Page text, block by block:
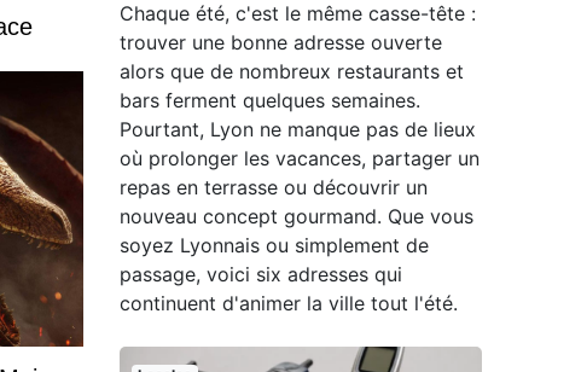
Chaque été, c'est le même casse-tête :
trouver une bonne adresse ouverte
alors que de nombreux restaurants et
bars ferment quelques semaines.
Pourtant, Lyon ne manque pas de lieux
où prolonger les vacances, partager un
repas en terrasse ou découvrir un
nouveau concept gourmand. Que vous
soyez Lyonnais ou simplement de
passage, voici six adresses qui
continuent d'animer la ville tout l'été.